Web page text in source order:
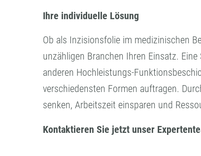
Ihre individuelle Lösung
Ob als Inzisionsfolie im medizinischen
unzähligen Branchen Ihren Einsatz.
anderen Hochleistungs-
verschiedensten Formen auftragen.
senken, Arbeitszeit einsparen und
Kontaktieren Sie jetzt unser